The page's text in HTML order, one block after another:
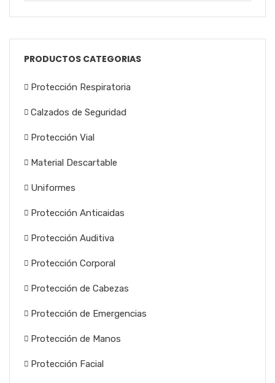
PRODUCTOS CATEGORIAS
Protección Respiratoria
Calzados de Seguridad
Protección Vial
Material Descartable
Uniformes
Protección Anticaidas
Protección Auditiva
Protección Corporal
Protección de Cabezas
Protección de Emergencias
Protección de Manos
Protección Facial